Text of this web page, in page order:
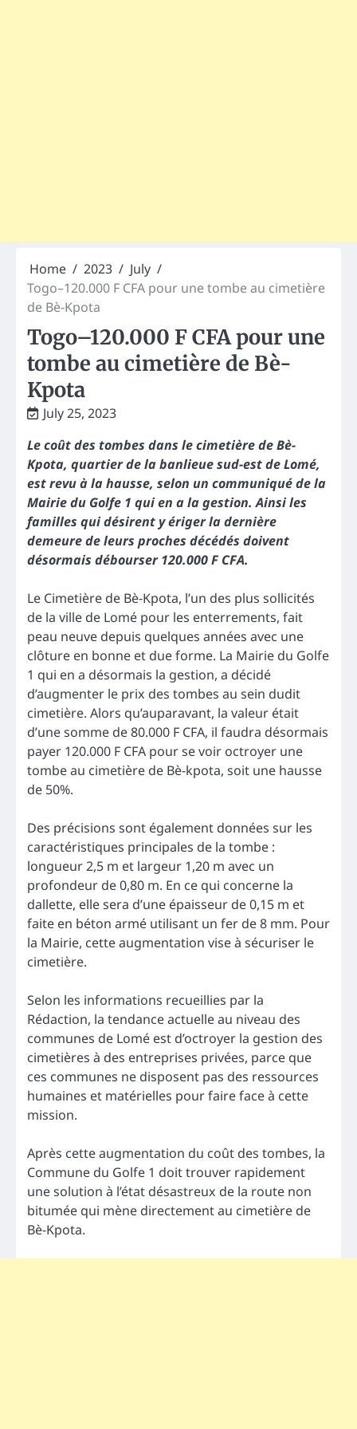
Home 2023
July
Togo–120.000 F CFA pour une tombe au cimetière
de Bè-Kpota
Togo–120.000 F CFA pour une
tombe au cimetière de Bè-
Kpota
July 25, 2023
Le coût des tombes dans le cimetière de Bè-
Kpota, quartier de la banlieue sud-est de Lomé,
est revu à la hausse, selon un communiqué de la
Mairie du Golfe 1 qui en a la gestion. Ainsi les
familles qui désirent y ériger la dernière
demeure de leurs proches décédés doivent
désormais débourser 120.000 F CFA.
Le Cimetière de Bè-Kpota, l’un des plus sollicités
de la ville de Lomé pour les enterrements, fait
peau neuve depuis quelques années avec une
clôture en bonne et due forme. La Mairie du Golfe
1 qui en a désormais la gestion, a décidé
d’augmenter le prix des tombes au sein dudit
cimetière. Alors qu’auparavant, la valeur était
d’une somme de 80.000 F CFA, il faudra désormais
payer 120.000 F CFA pour se voir octroyer une
tombe au cimetière de Bè-kpota, soit une hausse
de 50%.
Des précisions sont également données sur les
caractéristiques principales de la tombe :
longueur 2,5 m et largeur 1,20 m avec un
profondeur de 0,80 m. En ce qui concerne la
dallette, elle sera d’une épaisseur de 0,15 m et
faite en béton armé utilisant un fer de 8 mm. Pour
la Mairie, cette augmentation vise à sécuriser le
cimetière.
Selon les informations recueillies par la
Rédaction, la tendance actuelle au niveau des
communes de Lomé est d’octroyer la gestion des
cimetières à des entreprises privées, parce que
ces communes ne disposent pas des ressources
humaines et matérielles pour faire face à cette
mission.
Après cette augmentation du coût des tombes, la
Commune du Golfe 1 doit trouver rapidement
une solution à l’état désastreux de la route non
bitumée qui mène directement au cimetière de
Bè-Kpota.